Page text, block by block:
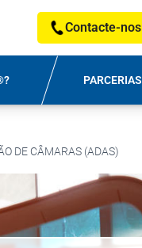
Contacte-nos
PARCERIAS
DE CÂMARAS (ADAS)